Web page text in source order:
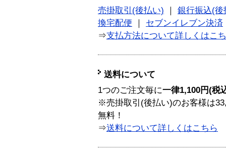
売掛取引(後払い)
銀行振込(後
換宅配便
セブンイレブン決済
⇒支払方法について詳しくはこ
送料について
1つのご注文毎に一律1,100円(税
※売掛取引(後払い)のお客様は
無料！
⇒送料について詳しくはこちら